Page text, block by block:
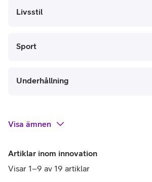
Livsstil
Sport
Underhållning
Visa ämnen
Artiklar inom innovation
Visar 1–9 av 19 artiklar